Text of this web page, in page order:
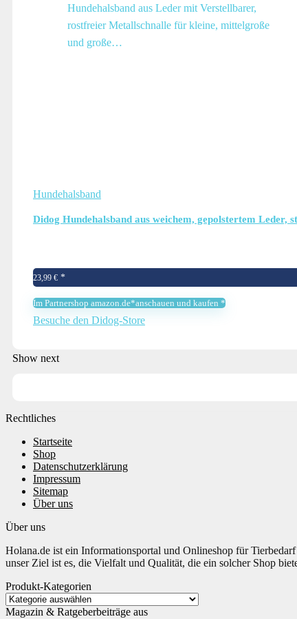
Hundehalsband
Didog Hundehalsband aus weichem, gepolstertem
23,99 €
Im Partnershop amazon.de*anschauen und kaufen *
Besuche den Didog-Store
Show next
Rechtliches
Startseite
Shop
Datenschutzerklärung
Impressum
Sitemap
Über uns
Über uns
Holana.de ist ein Informationsportal und Onlineshop für
unser Ziel ist es, die Vielfalt und Qualität, die ein solcher Shop
Produkt-Kategorien
Magazin & Ratgeberbeiträge aus